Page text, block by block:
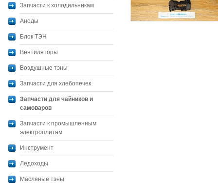
Запчасти к холодильникам
Аноды
Блок ТЭН
Вентиляторы
Воздушные тэны
Запчасти для хлебопечек
Запчасти для чайников и
самоваров
Запчасти к промышленным
электроплитам
Инструмент
Ледоходы
Масляные тэны